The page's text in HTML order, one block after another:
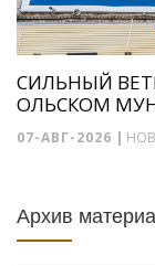
СИЛЬНЫЙ
ОЛЬСКОМ
07-АВГ-2026 |
Архив